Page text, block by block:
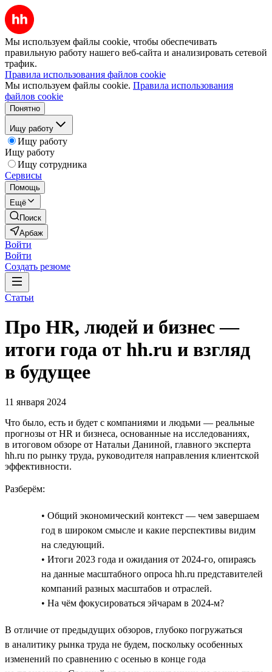
Мы используем файлы cookie, чтобы обеспечивать
правильную работу нашего веб-сайта и анализировать сетевой
трафик.
Правила использования файлов cookie
Мы используем файлы cookie. Правила использования
файлов cookie
Понятно
Ищу работу
Ищу работу
Ищу работу
Ищу сотрудника
Сервисы
Помощь
Ещё
Поиск
Арбаж
Войти
Войти
Создать резюме
Статьи
Про HR, людей и бизнес —
итоги года от hh.ru и взгляд
в будущее
11 января 2024
Что было, есть и будет с компаниями и людьми — реальные
прогнозы от HR и бизнеса, основанные на исследованиях,
в итоговом обзоре от Натальи Даниной, главного эксперта
hh.ru по рынку труда, руководителя направления клиентской
эффективности.
Разберём:
• Общий экономический контекст — чем завершаем
год в широком смысле и какие перспективы видим
на следующий.
• Итоги 2023 года и ожидания от 2024-го, опираясь
на данные масштабного опроса hh.ru представителей
компаний разных масштабов и отраслей.
• На чём фокусироваться эйчарам в 2024-м?
В отличие от предыдущих обзоров, глубоко погружаться
в аналитику рынка труда не будем, поскольку особенных
изменений по сравнению с осенью в конце года